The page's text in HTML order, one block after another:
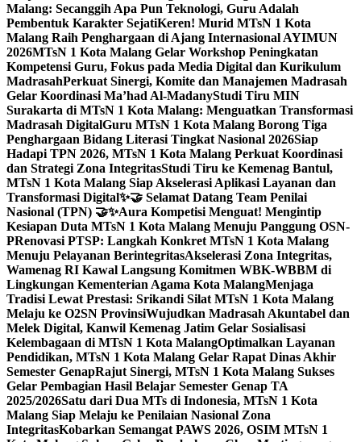
Malang: Secanggih Apa Pun Teknologi, Guru Adalah
Pembentuk Karakter SejatiKeren! Murid MTsN 1 Kota
Malang Raih Penghargaan di Ajang Internasional AYIMUN
2026MTsN 1 Kota Malang Gelar Workshop Peningkatan
Kompetensi Guru, Fokus pada Media Digital dan Kurikulum
MadrasahPerkuat Sinergi, Komite dan Manajemen Madrasah
Gelar Koordinasi Ma’had Al-MadanyStudi Tiru MIN
Surakarta di MTsN 1 Kota Malang: Menguatkan Transformasi
Madrasah DigitalGuru MTsN 1 Kota Malang Borong Tiga
Penghargaan Bidang Literasi Tingkat Nasional 2026Siap
Hadapi TPN 2026, MTsN 1 Kota Malang Perkuat Koordinasi
dan Strategi Zona IntegritasStudi Tiru ke Kemenag Bantul,
MTsN 1 Kota Malang Siap Akselerasi Aplikasi Layanan dan
Transformasi Digital✨🤝 Selamat Datang Team Penilai
Nasional (TPN) 🤝✨Aura Kompetisi Menguat! Mengintip
Kesiapan Duta MTsN 1 Kota Malang Menuju Panggung OSN-
PRenovasi PTSP: Langkah Konkret MTsN 1 Kota Malang
Menuju Pelayanan BerintegritasAkselerasi Zona Integritas,
Wamenag RI Kawal Langsung Komitmen WBK-WBBM di
Lingkungan Kementerian Agama Kota MalangMenjaga
Tradisi Lewat Prestasi: Srikandi Silat MTsN 1 Kota Malang
Melaju ke O2SN ProvinsiWujudkan Madrasah Akuntabel dan
Melek Digital, Kanwil Kemenag Jatim Gelar Sosialisasi
Kelembagaan di MTsN 1 Kota MalangOptimalkan Layanan
Pendidikan, MTsN 1 Kota Malang Gelar Rapat Dinas Akhir
Semester GenapRajut Sinergi, MTsN 1 Kota Malang Sukses
Gelar Pembagian Hasil Belajar Semester Genap TA
2025/2026Satu dari Dua MTs di Indonesia, MTsN 1 Kota
Malang Siap Melaju ke Penilaian Nasional Zona
IntegritasKobarkan Semangat PAWS 2026, OSIM MTsN 1